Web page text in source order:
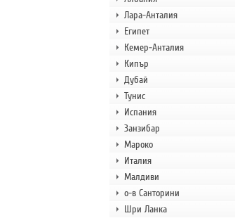
Лара-Анталия
Египет
Кемер-Анталия
Кипър
Дубай
Тунис
Испания
Занзибар
Мароко
Италия
Малдиви
о-в Санторини
Шри Ланка